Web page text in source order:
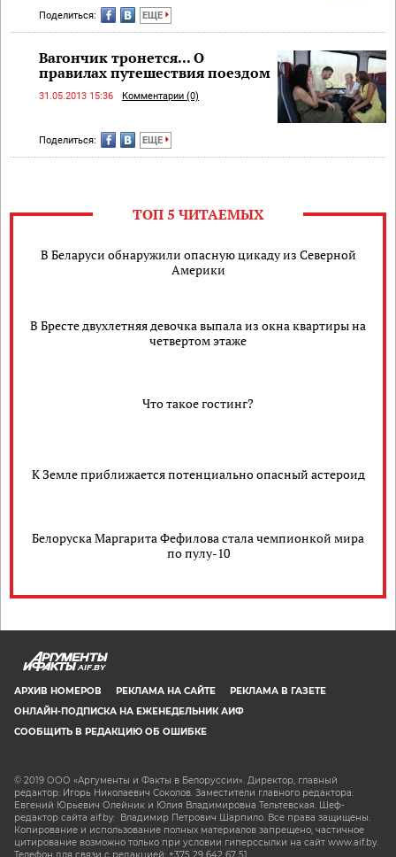
Поделиться: ЕЩЕ
Вагончик тронется... О
правилах путешествия поездом
31.05.2013 15:36 Комментарии (0)
Поделиться: ЕЩЕ
ТОП 5 ЧИТАЕМЫХ
В Беларуси обнаружили опасную цикаду из Северной
Америки
В Бресте двухлетняя девочка выпала из окна квартиры на
четвертом этаже
Что такое гостинг?
К Земле приближается потенциально опасный астероид
Белоруска Маргарита Фефилова стала чемпионкой мира
по пулу-10
AIF.BY
АРХИВ НОМЕРОВ РЕКЛАМА НА САЙТЕ
РЕКЛАМА В ГАЗЕТЕ
ОНЛАЙН-ПОДПИСКА НА ЕЖЕНЕДЕЛЬНИК АИФ
СООБЩИТЬ В РЕДАКЦИЮ ОБ ОШИБКЕ
© 2019 ООО «Аргументы и Факты в Белоруссии». Директор, главный
редактор: Игорь Николаевич Соколов. Заместители главного редактора:
Евгений Юрьевич Олейник и Юлия Владимировна Тельтевская. Шеф-
редактор сайта aif.by: Владимир Петрович Шарпило. Все права защищены.
Копирование и использование полных материалов запрещено, частичное
цитирование возможно только при условии гиперссылки на сайт www.aif.by.
Телефон для связи с редакцией: +375 29 642 67 51.